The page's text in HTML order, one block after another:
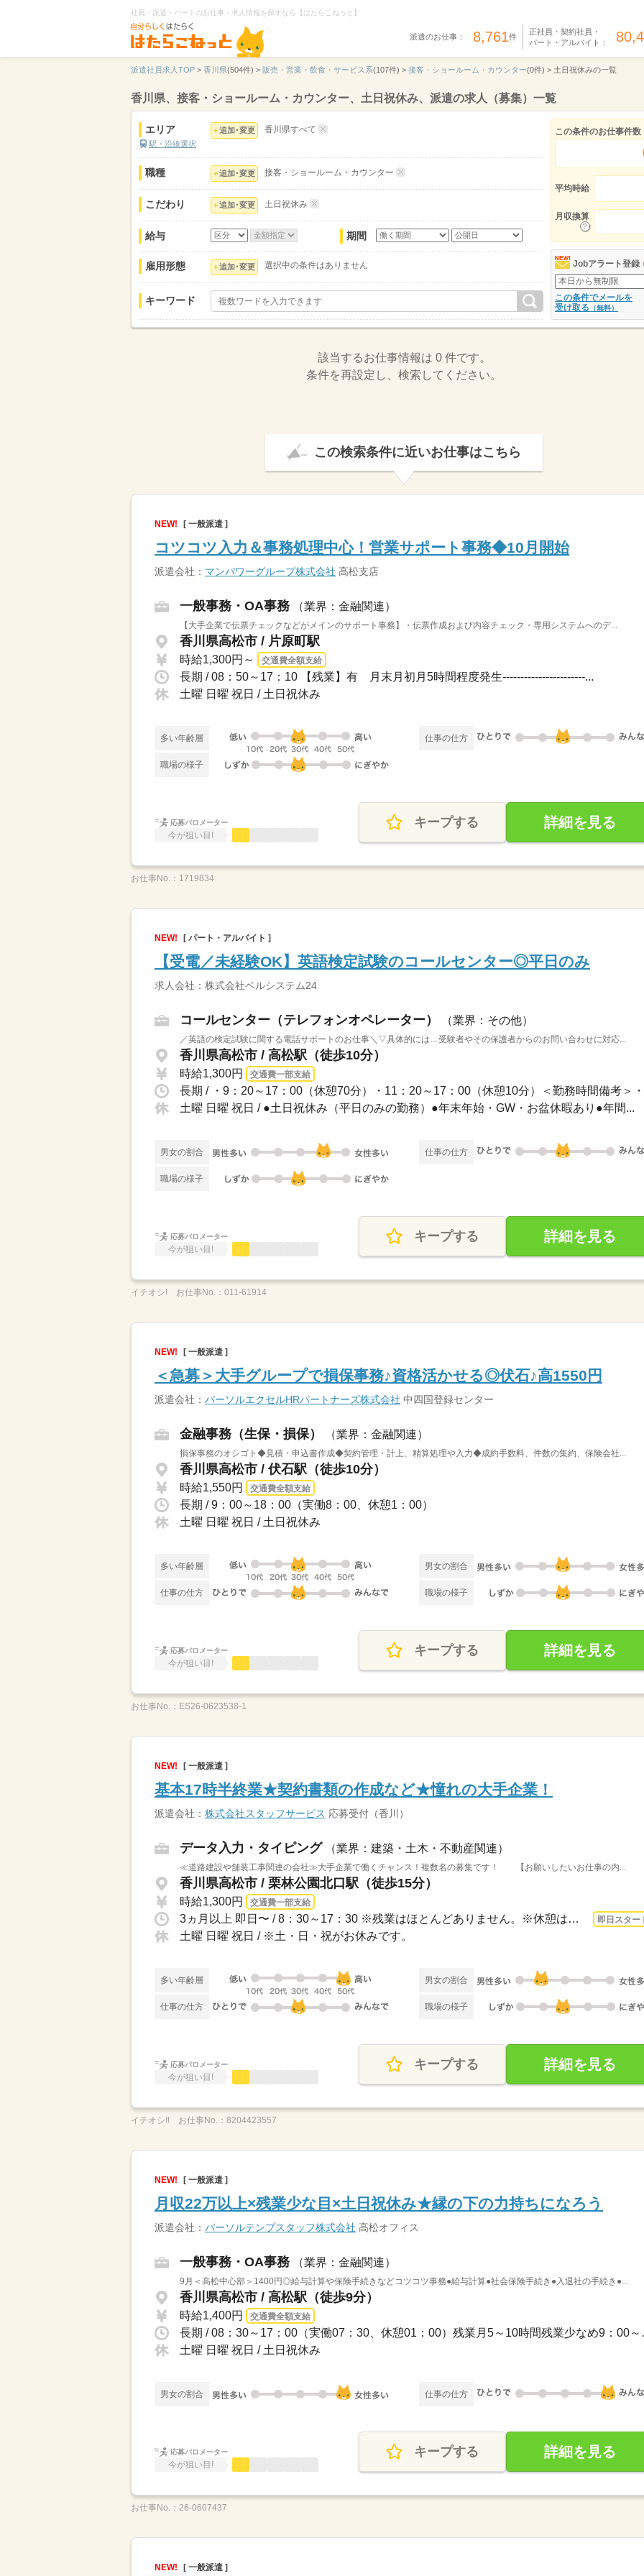
社員・派遣・パートのお仕事・求人情報を探すなら【はたらこねっと】
派遣のお仕事： 8,761件
正社員・契約社員・
パート・アルバイト：
派遣社員求人TOP > 香川県(504件) > 販売・営業・飲食・サービス系(107件) > 接客・ショールーム・カウンター(0件) > 土日祝休みの一覧
香川県、接客・ショールーム・カウンター、土日祝休み、派遣の求人（募集）一覧
エリア
駅・沿線選択
追加･変更 香川県すべて
職種 追加･変更 接客・ショールーム・カウンター
こだわり 追加･変更 土日祝休み
給与 期間
雇用形態 追加･変更 選択中の条件はありません
キーワード
この条件のお仕事件数
平均時給
月収換算
Jobアラート登録
この条件でメールを
受け取る （無料）
該当するお仕事情報は 0 件です。
条件を再設定し、検索してください。
この検索条件に近いお仕事はこちら
NEW! [ 一般派遣 ]
コツコツ入力＆事務処理中心！営業サポート事務◆10月開始
派遣会社： マンパワーグループ株式会社 高松支店
一般事務・OA事務 （業界：金融関連）
【大手企業で伝票チェックなどがメインのサポート事務】・伝票作成および内容チェック・専用システムへのデ...
香川県高松市 / 片原町駅
時給1,300円～ 交通費全額支給
長期 / 08：50～17：10 【残業】有 月末月初月5時間程度発生-----------------------...
土曜 日曜 祝日 / 土日祝休み
多い年齢層 仕事の仕方
職場の様子
応募バロメーター
今が狙い目!
キープする 詳細を見る
お仕事No.： 1719834
NEW! [ パート・アルバイト ]
【受電／未経験OK】英語検定試験のコールセンター◎平日のみ
求人会社：株式会社ベルシステム24
コールセンター（テレフォンオペレーター） （業界：その他）
／英語の検定試験に関する電話サポートのお仕事＼▽具体的には…受験者やその保護者からのお問い合わせに対応...
香川県高松市 / 高松駅（徒歩10分）
時給1,300円 交通費一部支給
長期 / ・9：20～17：00（休憩70分）・11：20～17：00（休憩10分）＜勤務時間備考＞
土曜 日曜 祝日 / ●土日祝休み（平日のみの勤務）●年末年始・GW・お盆休暇あり●年間...
男女の割合 仕事の仕方
職場の様子
応募バロメーター
今が狙い目!
キープする 詳細を見る
イチオシ! お仕事No.： 011-61914
NEW! [ 一般派遣 ]
＜急募＞大手グループで損保事務♪資格活かせる◎伏石♪高1550円
派遣会社： パーソルエクセルHRパートナーズ株式会社 中四国登録センター
金融事務（生保・損保） （業界：金融関連）
損保事務のオシゴト◆見積・申込書作成◆契約管理・計上、精算処理や入力◆成約手数料、件数の集約、保険会社...
香川県高松市 / 伏石駅（徒歩10分）
時給1,550円 交通費全額支給
長期 / 9：00～18：00（実働8：00、休憩1：00）
土曜 日曜 祝日 / 土日祝休み
多い年齢層 男女の割合
仕事の仕方 職場の様子
応募バロメーター
今が狙い目!
キープする 詳細を見る
お仕事No.： ES26-0623538-1
NEW! [ 一般派遣 ]
基本17時半終業★契約書類の作成など★憧れの大手企業！
派遣会社： 株式会社スタッフサービス 応募受付（香川）
データ入力・タイピング （業界：建築・土木・不動産関連）
≪道路建設や舗装工事関連の会社≫大手企業で働くチャンス！複数名の募集です！ 【お願いしたいお仕事の内...
香川県高松市 / 栗林公園北口駅（徒歩15分）
時給1,300円 交通費一部支給
3ヵ月以上 即日〜 / 8：30～17：30 ※残業はほとんどありません。※休憩は６０分です。 即日スター
土曜 日曜 祝日 / ※土・日・祝がお休みです。
多い年齢層 男女の割合
仕事の仕方 職場の様子
応募バロメーター
今が狙い目!
キープする 詳細を見る
イチオシ!! お仕事No.： 8204423557
NEW! [ 一般派遣 ]
月収22万以上×残業少な目×土日祝休み★縁の下の力持ちになろう
派遣会社： パーソルテンプスタッフ株式会社 高松オフィス
一般事務・OA事務 （業界：金融関連）
9月＜高松中心部＞1400円◎給与計算や保険手続きなどコツコツ事務●給与計算●社会保険手続き●入退社の手続き●...
香川県高松市 / 高松駅（徒歩9分）
時給1,400円 交通費全額支給
長期 / 08
土曜 日曜 祝日 / 土日祝休み
男女の割合 仕事の仕方
応募バロメーター
今が狙い目!
キープする 詳細を見る
お仕事No.： 26-0607437
NEW! [ 一般派遣 ]